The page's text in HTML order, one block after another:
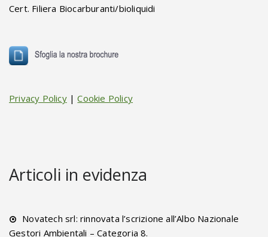
Cert. Filiera Biocarburanti/bioliquidi
Privacy Policy|Cookie Policy
Articoli in evidenza
Novatech srl: rinnovata l’scrizione all’Albo Nazionale
Gestori Ambientali – Categoria 8.